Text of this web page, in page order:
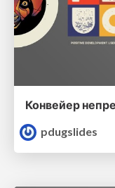
pdugslides